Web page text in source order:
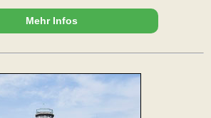
Mehr Infos